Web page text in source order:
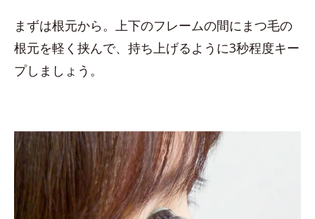
まずは根元から。上下のフレームの間にまつ毛の
根元を軽く挟んで、持ち上げるように3秒程度キー
プしましょう。